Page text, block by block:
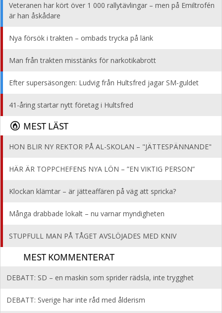
Veteranen har kört över 1 000 rallytävlingar – men på Emiltrofén
är han åskådare
Nya försök i trakten – ombads trycka på länk
Man från trakten misstänks för narkotikabrott
Efter supersäsongen: Ludvig från Hultsfred jagar SM-guldet
41-åring startar nytt företag i Hultsfred
MEST LÄST
HON BLIR NY REKTOR PÅ AL-SKOLAN – "JÄTTESPÄNNANDE"
HÄR ÄR TOPPCHEFENS NYA LÖN – ”EN VIKTIG PERSON”
Klockan klämtar – är jätteaffären på väg att spricka?
Många drabbade lokalt – nu varnar myndigheten
STUPFULL MAN PÅ TÅGET AVSLÖJADES MED KNIV
MEST KOMMENTERAT
DEBATT: SD – en maskin som sprider rädsla, inte trygghet
DEBATT: Sverige har inte råd med ålderism